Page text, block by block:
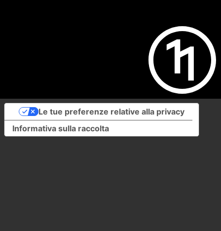
Informativa sulla raccolta
Le tue preferenze relative alla privacy